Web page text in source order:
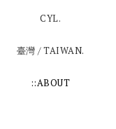
CYL.
臺灣 / TAIWAN.
::ABOUT